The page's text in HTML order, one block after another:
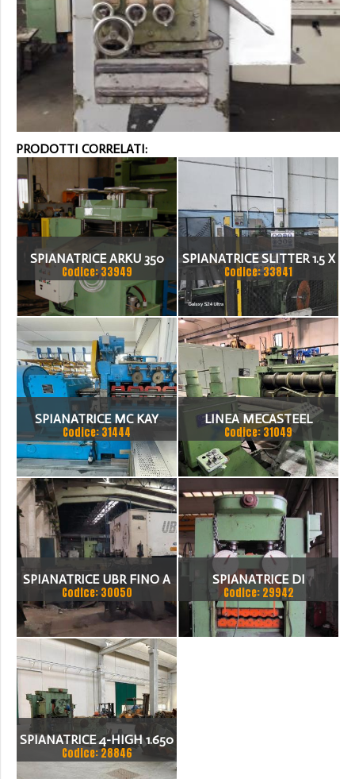
PRODOTTI CORRELATI:
SPIANATRICE ARKU 350
Codice: 33949
SPIANATRICE SLITTER 1.5 X
1500 NASTRI VAL FERRO
Codice: 33841
SPIANATRICE MC KAY
Codice: 31444
LINEA MECASTEEL
COMPOSTA DA
SPIANATRICE CESOIA A
GHIGLIOTTINA LAME
CIRCOLARI
Codice: 31049
SPIANATRICE UBR FINO A
40 MM
Codice: 30050
SPIANATRICE DI
PRECISIONE A 4 ALTEZZE
1.500 X 12
Codice: 29942
SPIANATRICE 4-HIGH 1.650
X 10 (12)
Codice: 28846